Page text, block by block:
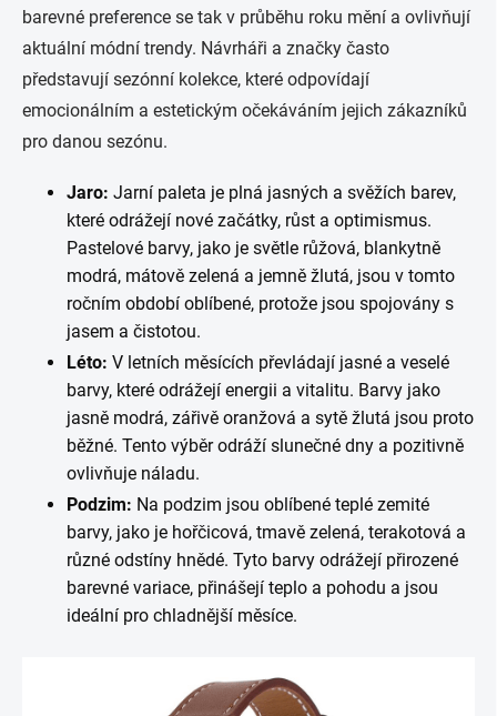
barevné preference se tak v průběhu roku mění a ovlivňují
aktuální módní trendy. Návrháři a značky často
představují sezónní kolekce, které odpovídají
emocionálním a estetickým očekáváním jejich zákazníků
pro danou sezónu.
Jaro: Jarní paleta je plná jasných a svěžích barev,
které odrážejí nové začátky, růst a optimismus.
Pastelové barvy, jako je světle růžová, blankytně
modrá, mátově zelená a jemně žlutá, jsou v tomto
ročním období oblíbené, protože jsou spojovány s
jasem a čistotou.
Léto: V letních měsících převládají jasné a veselé
barvy, které odrážejí energii a vitalitu. Barvy jako
jasně modrá, zářivě oranžová a sytě žlutá jsou proto
běžné. Tento výběr odráží slunečné dny a pozitivně
ovlivňuje náladu.
Podzim: Na podzim jsou oblíbené teplé zemité
barvy, jako je hořčicová, tmavě zelená, terakotová a
různé odstíny hnědé. Tyto barvy odrážejí přirozené
barevné variace, přinášejí teplo a pohodu a jsou
ideální pro chladnější měsíce.